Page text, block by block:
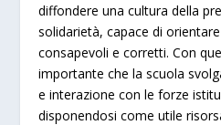
diffondere una cultura della
solidarietà, capace di
consapevoli e corretti. Con
importante che la scuola
e interazione con le forze
disponendosi come utile